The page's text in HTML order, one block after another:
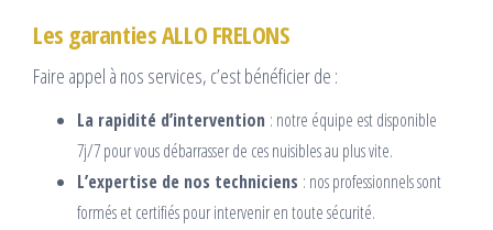
Les garanties ALLO FRELONS
Faire appel à nos services, c’est bénéficier de :
La rapidité d’intervention : notre équipe est disponible
7j/7 pour vous débarrasser de ces nuisibles au plus vite.
L’expertise de nos techniciens : nos professionnels sont
formés et certifiés pour intervenir en toute sécurité.